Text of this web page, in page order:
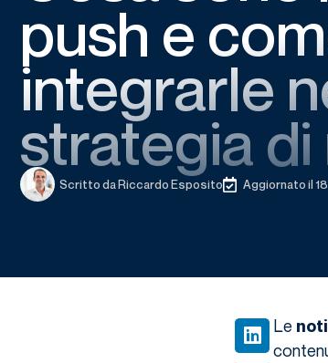
push e
integrarle
strategia
Scritto daRiccardo Esposito Aggiornato il
Le